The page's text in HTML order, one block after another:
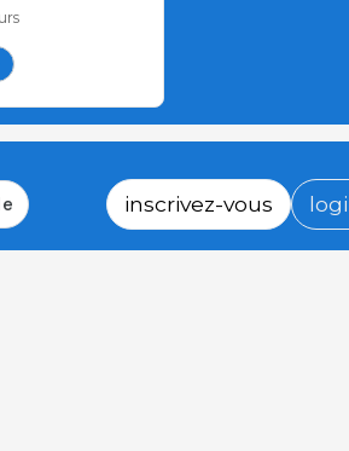
inscrivez-vous